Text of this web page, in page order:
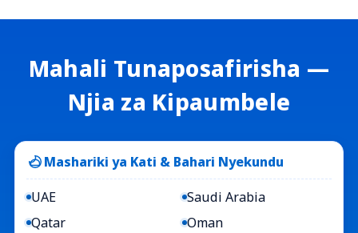
Mahali Tunaposafirisha —
Njia za Kipaumbele
Mashariki ya Kati & Bahari Nyekundu
UAE
Saudi Arabia
Qatar
Oman